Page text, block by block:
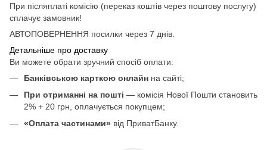
При післяплаті комісію (переказ коштів через поштову послугу)
сплачує замовник!
АВТОПОВЕРНЕННЯ посилки через 7 днів.
Детальніше про доставку
Ви можете обрати зручний спосіб оплати:
Банківською карткою онлайн на сайті;
При отриманні на пошті — комісія Нової Пошти становить
2% + 20 грн, оплачується покупцем;
«Оплата частинами» від ПриватБанку.